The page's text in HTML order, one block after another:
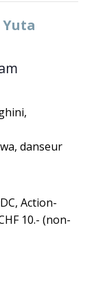
danseur
Action-
10.- (non-